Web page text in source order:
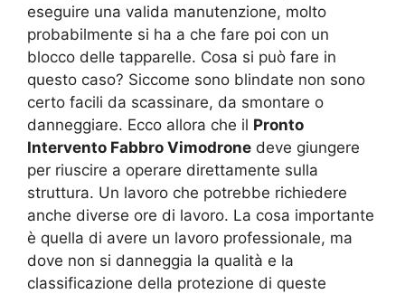
eseguire una valida manutenzione, molto
probabilmente si ha a che fare poi con un
blocco delle tapparelle. Cosa si può fare in
questo caso? Siccome sono blindate non sono
certo facili da scassinare, da smontare o
danneggiare. Ecco allora che il Pronto
Intervento Fabbro Vimodrone deve giungere
per riuscire a operare direttamente sulla
struttura. Un lavoro che potrebbe richiedere
anche diverse ore di lavoro. La cosa importante
è quella di avere un lavoro professionale, ma
dove non si danneggia la qualità e la
classificazione della protezione di queste